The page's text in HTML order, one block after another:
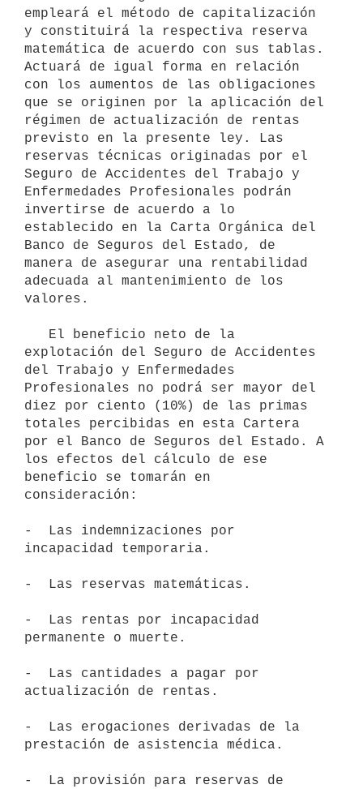
empleará el método de capitalización
y constituirá la respectiva reserva
matemática de acuerdo con sus tablas.
Actuará de igual forma en relación
con los aumentos de las obligaciones
que se originen por la aplicación del
régimen de actualización de rentas
previsto en la presente ley. Las
reservas técnicas originadas por el
Seguro de Accidentes del Trabajo y
Enfermedades Profesionales podrán
invertirse de acuerdo a lo
establecido en la Carta Orgánica del
Banco de Seguros del Estado, de
manera de asegurar una rentabilidad
adecuada al mantenimiento de los
valores.
explotación del Seguro de Accidentes
del Trabajo y Enfermedades
Profesionales no podrá ser mayor del
diez por ciento (10%) de las primas
totales percibidas en esta Cartera
por el Banco de Seguros del Estado. A
los efectos del cálculo de ese
beneficio se tomarán en
consideración:
-  Las indemnizaciones por
incapacidad temporaria.
-  Las reservas matemáticas.
-  Las rentas por incapacidad
permanente o muerte.
-  Las cantidades a pagar por
actualización de rentas.
-  Las erogaciones derivadas de la
prestación de asistencia médica.
-  La provisión para reservas de